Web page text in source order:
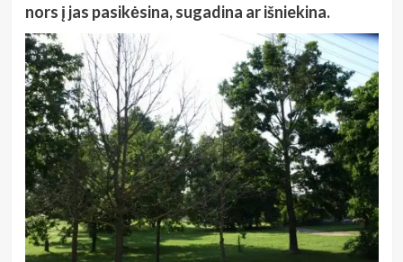
nors į jas pasikėsina, sugadina ar išniekina.